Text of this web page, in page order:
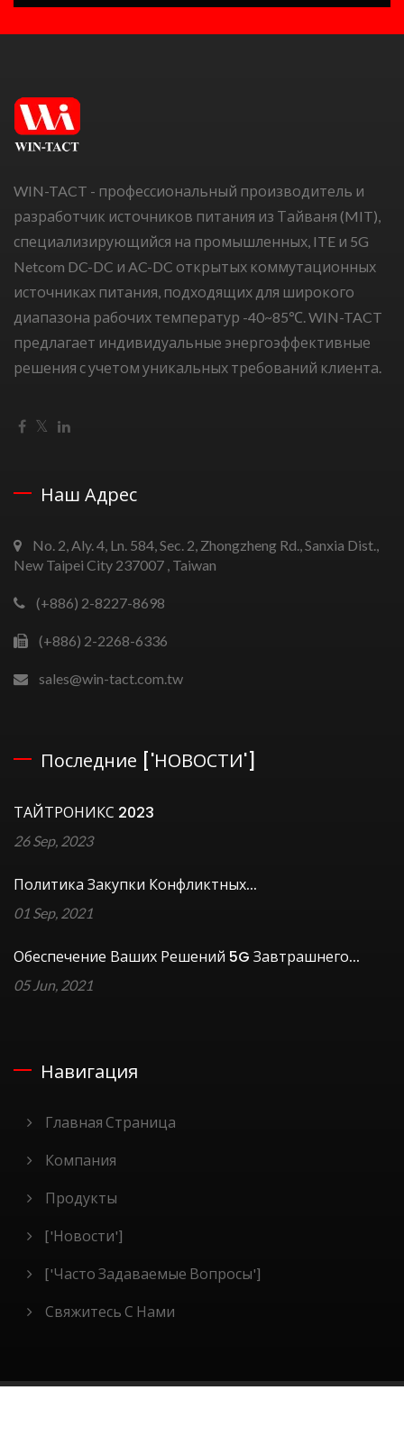
WIN-TACT - профессиональный производитель и
разработчик источников питания из Тайваня (MIT),
специализирующийся на промышленных, ITE и 5G
Netcom DC-DC и AC-DC открытых коммутационных
источниках питания, подходящих для широкого
диапазона рабочих температур -40~85℃. WIN-TACT
предлагает индивидуальные энергоэффективные
решения с учетом уникальных требований клиента.
Наш Адрес
No. 2, Aly. 4, Ln. 584, Sec. 2, Zhongzheng Rd., Sanxia Dist.,
New Taipei City 237007 , Taiwan
(+886) 2-8227-8698
(+886) 2-2268-6336
sales@win-tact.com.tw
Последние ['НОВОСТИ']
ТАЙТРОНИКС 2023
26 Sep, 2023
Политика Закупки Конфликтных...
01 Sep, 2021
Обеспечение Ваших Решений 5G Завтрашнего...
05 Jun, 2021
Навигация
Главная Страница
Компания
Продукты
['Новости']
['Часто Задаваемые Вопросы']
Свяжитесь С Нами